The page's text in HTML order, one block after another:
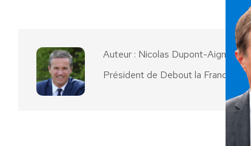
X
Auteur : Nicolas Dupont-Aignan
Président de Debout la France